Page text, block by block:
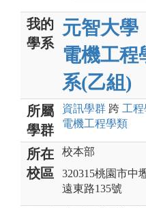
我的
學系
元智大學
電機工程
系(乙組)
所屬
學群
資訊學群 跨 工程
電機工程學類
所在
校區
校本部
320315桃園市中
遠東路135號